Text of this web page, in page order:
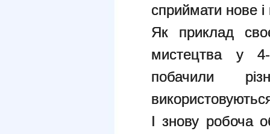
сприймати нове і
Як приклад
мистецтва у
побачили
І знову робоча